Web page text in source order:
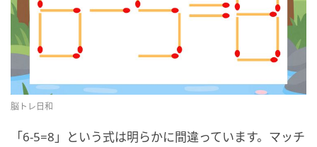
脳トレ日和
「6-5=8」という式は明らかに間違っています。マッチ